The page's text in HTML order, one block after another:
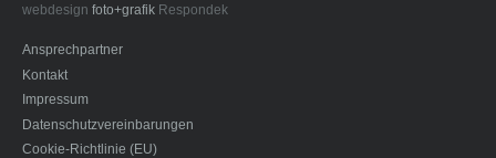
webdesign foto+grafikRespondek
Ansprechpartner
Kontakt
Impressum
Datenschutzvereinbarungen
Cookie-Richtlinie (EU)